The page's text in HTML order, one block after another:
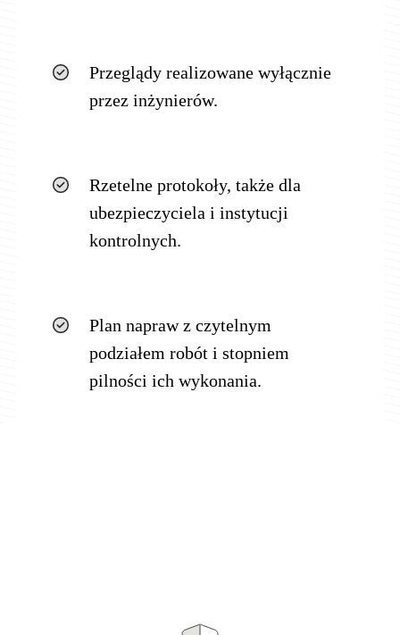
Przeglądy realizowane wyłącznie
przez inżynierów.
Rzetelne protokoły, także dla
ubezpieczyciela i instytucji
kontrolnych.
Plan napraw z czytelnym
podziałem robót i stopniem
pilności ich wykonania.